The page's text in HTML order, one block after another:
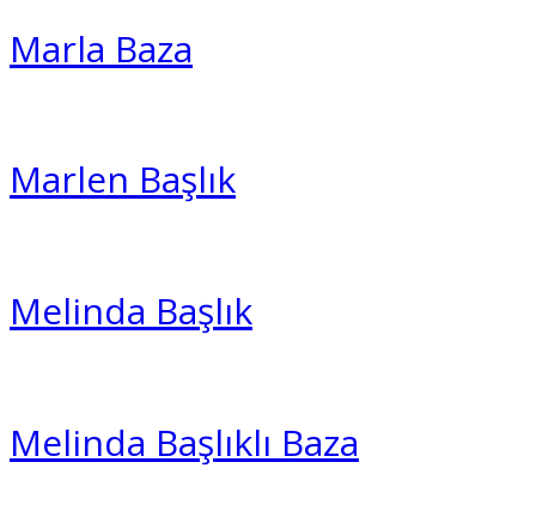
Marla Baza
Marlen Başlık
Melinda Başlık
Melinda Başlıklı Baza